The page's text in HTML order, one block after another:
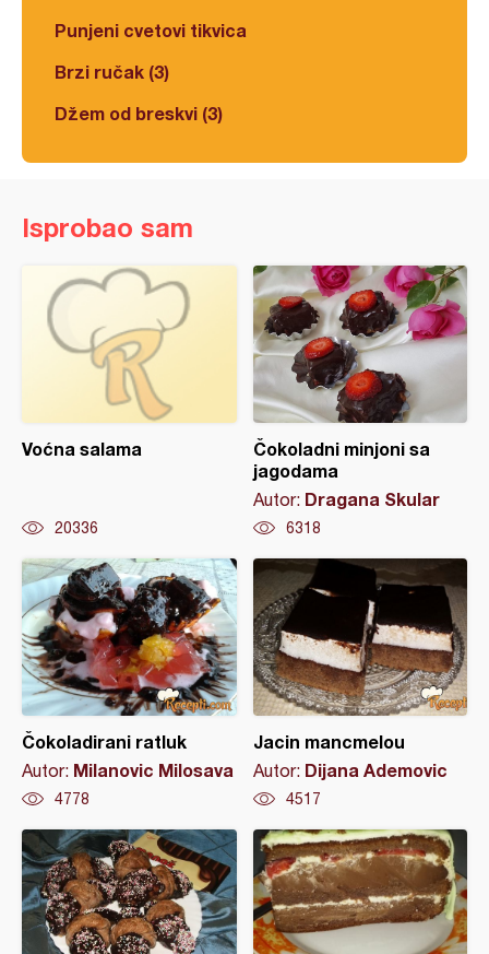
Punjeni cvetovi tikvica
Brzi ručak (3)
Džem od breskvi (3)
Isprobao sam
Voćna salama
20336
Čokoladni minjoni sa
jagodama
Autor: Dragana Skular
6318
Čokoladirani ratluk
Autor: Milanovic Milosava
4778
Jacin mancmelou
Autor: Dijana Ademovic
4517